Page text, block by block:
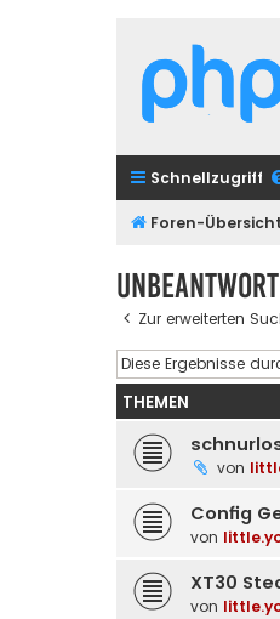
Schnellzugriff
Foren-Übersicht
Zur erweiterten
THEMEN
von
Config
von
XT30
von